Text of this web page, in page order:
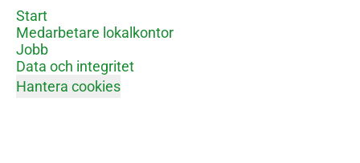
Start
Medarbetare lokalkontor
Jobb
Data och integritet
Hantera cookies